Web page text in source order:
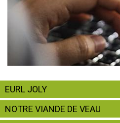
EURL JOLY
NOTRE VIANDE DE VEAU